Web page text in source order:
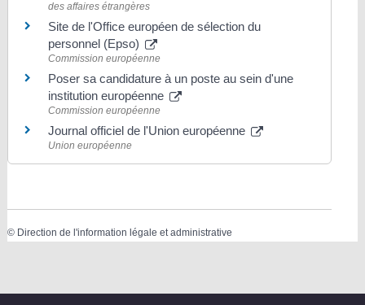
des affaires étrangères
Site de l'Office européen de sélection du
personnel (Epso)
Commission européenne
Poser sa candidature à un poste au sein d'une
institution européenne
Commission européenne
Journal officiel de l'Union européenne
Union européenne
© Direction de l'information légale et administrative